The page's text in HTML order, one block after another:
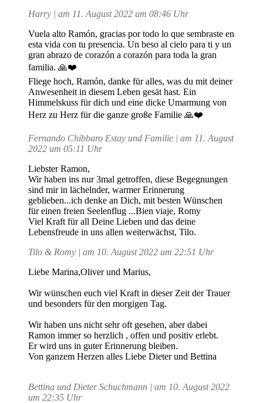
Harry | am 11. August 2022 um 08:46 Uhr
Vuela alto Ramón, gracias por todo lo que sembraste en
esta vida con tu presencia. Un beso al cielo para ti y un
gran abrazo de corazón a corazón para toda la gran
familia. 🙏❤️
Fliege hoch, Ramón, danke für alles, was du mit deiner
Anwesenheit in diesem Leben gesät hast. Ein
Himmelskuss für dich und eine dicke Umarmung von
Herz zu Herz für die ganze große Familie 🙏❤️
Fernando Chibbaro Estay und Familie | am 11. August
2022 um 05:11 Uhr
Liebster Ramon,
Wir haben ins nur 3mal getroffen, diese Begegnungen
sind mir in lächelnder, warmer Erinnerung
geblieben...ich denke an Dich, mit besten Wünschen
für einen freien Seelenflug ...Bien viaje, Romy
Viel Kraft für all Deine Lieben und das deine
Lebensfreude in uns allen weiterwächst, Tilo.
Tilo & Romy | am 10. August 2022 um 22:51 Uhr
Liebe Marina,Oliver und Marius,
Wir wünschen euch viel Kraft in dieser Zeit der Trauer
und besonders für den morgigen Tag.
Wir haben uns nicht sehr oft gesehen, aber dabei
Ramon immer so herzlich , offen und positiv erlebt.
Er wird uns in guter Erinnerung bleiben.
Von ganzem Herzen alles Liebe Dieter und Bettina
Bettina und Dieter Schuchmann | am 10. August 2022
um 22:35 Uhr